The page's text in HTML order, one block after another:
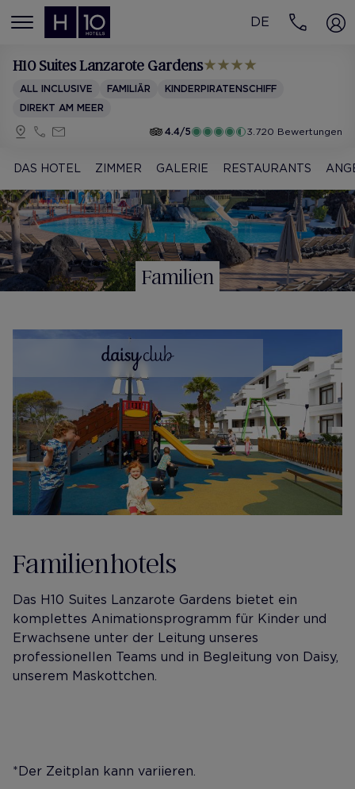
MENÚ
DE
H10 Suites Lanzarote Gardens
ALL INCLUSIVE FAMILIÄR
KINDERPIRATENSCHIFF
DIREKT AM MEER
4.4/5
3.720 Bewertungen
DAS HOTEL ZIMMER GALERIE RESTAURANTS
Familien
Familienhotels
Das H10 Suites Lanzarote Gardens bietet ein
komplettes Animationsprogramm für Kinder und
Erwachsene unter der Leitung unseres
professionellen Teams und in Begleitung von Daisy,
unserem Maskottchen.
*Der Zeitplan kann variieren.